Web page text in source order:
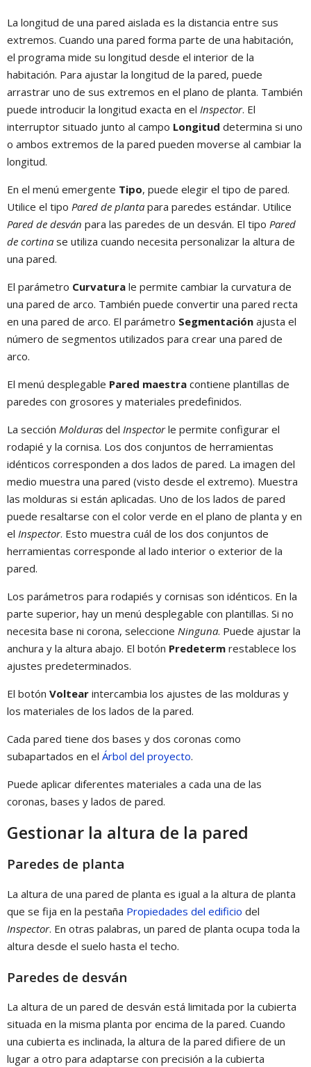
La longitud de una pared aislada es la distancia entre sus
extremos. Cuando una pared forma parte de una habitación,
el programa mide su longitud desde el interior de la
habitación. Para ajustar la longitud de la pared, puede
arrastrar uno de sus extremos en el plano de planta. También
puede introducir la longitud exacta en el Inspector. El
interruptor situado junto al campo Longitud determina si uno
o ambos extremos de la pared pueden moverse al cambiar la
longitud.
En el menú emergente Tipo, puede elegir el tipo de pared.
Utilice el tipo Pared de planta para paredes estándar. Utilice
Pared de desván para las paredes de un desván. El tipo Pared
de cortina se utiliza cuando necesita personalizar la altura de
una pared.
El parámetro Curvatura le permite cambiar la curvatura de
una pared de arco. También puede convertir una pared recta
en una pared de arco. El parámetro Segmentación ajusta el
número de segmentos utilizados para crear una pared de
arco.
El menú desplegable Pared maestra contiene plantillas de
paredes con grosores y materiales predefinidos.
La sección Molduras del Inspectorle permite configurar el
rodapié y la cornisa. Los dos conjuntos de herramientas
idénticos corresponden a dos lados de pared. La imagen del
medio muestra una pared (visto desde el extremo). Muestra
las molduras si están aplicadas. Uno de los lados de pared
puede resaltarse con el color verde en el plano de planta y en
el Inspector. Esto muestra cuál de los dos conjuntos de
herramientas corresponde al lado interior o exterior de la
pared.
Los parámetros para rodapiés y cornisas son idénticos. En la
parte superior, hay un menú desplegable con plantillas. Si no
necesita base ni corona, seleccione Ninguna. Puede ajustar la
anchura y la altura abajo. El botón Predeterm restablece los
ajustes predeterminados.
El botón Voltear intercambia los ajustes de las molduras y
los materiales de los lados de la pared.
Cada pared tiene dos bases y dos coronas como
subapartados en el Árbol del proyecto.
Puede aplicar diferentes materiales a cada una de las
coronas, bases y lados de pared.
Gestionar la altura de la pared
Paredes de planta
La altura de una pared de planta es igual a la altura de planta
que se fija en la pestaña Propiedades del edificio del
Inspector. En otras palabras, un pared de planta ocupa toda la
altura desde el suelo hasta el techo.
Paredes de desván
La altura de un pared de desván está limitada por la cubierta
situada en la misma planta por encima de la pared. Cuando
una cubierta es inclinada, la altura de la pared difiere de un
lugar a otro para adaptarse con precisión a la cubierta